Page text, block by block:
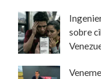
sobre